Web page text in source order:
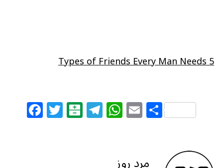
5 Types of Friends Every Man Needs
F
a T
w B
al T
el W
h
s
E
m
l
S
h
e